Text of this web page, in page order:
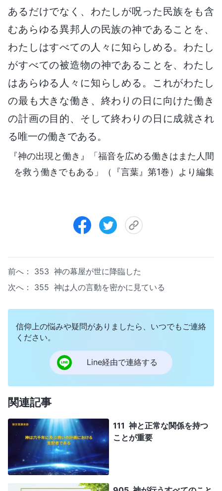
あるだけでなく、わたしが呪った民族をも含
むあらゆる異邦人の民族の神であることを、
わたしはすべての人々に知らしめる。わたし
がすべての被造物の神であることを、わたし
はあらゆる人々に知らしめる。これがわたし
の最も大きな働き、終わりの日に向けた働き
の計画の目的、そして終わりの日に成就され
る唯一の働きである。
『神の出現と働き』「福音を広める働きはまた人間
を救う働きでもある」（『言葉』第1巻）より編集
前へ： 353 神の幕屋が世に降臨した
次へ： 355 神は人の言動を密かに見ている
信仰上の悩みや疑問がありましたら、いつでもご連絡
ください。
Line経由で連絡する
関連記事
111 神と正常な関係を持つ
ことが重要